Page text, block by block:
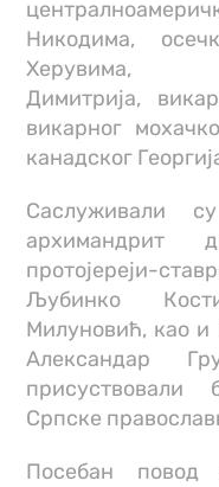
Никодима,
Херувима,
Димитрија,
викарног
канадског
Саслуживали
архимандрит
протојереји-
Љубинко
Милуновић, као
Александар
присуствовали
Српске
Посебан повод